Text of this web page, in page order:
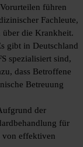
führen
Fachleute,
über die Krankheit.
gibt in Deutschland
spezialisiert sind,
dass Betroffene
Betreuung
der
für
von effektiven